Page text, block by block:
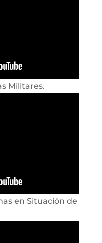
Militares.
en Situación de